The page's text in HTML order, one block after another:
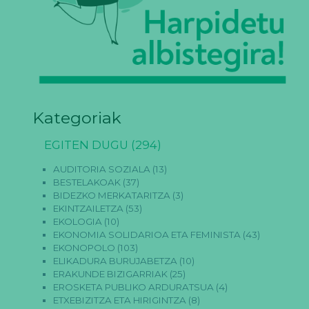
Kategoriak
EGITEN DUGU (294)
AUDITORIA SOZIALA (13)
BESTELAKOAK(37)
BIDEZKO MERKATARITZA (3)
EKINTZAILETZA (53)
EKOLOGIA (10)
EKONOMIA SOLIDARIOA ETA FEMINISTA (43)
EKONOPOLO (103)
ELIKADURA BURUJABETZA (10)
ERAKUNDE BIZIGARRIAK(25)
EROSKETA PUBLIKO ARDURATSUA (4)
ETXEBIZITZA ETA HIRIGINTZA (8)